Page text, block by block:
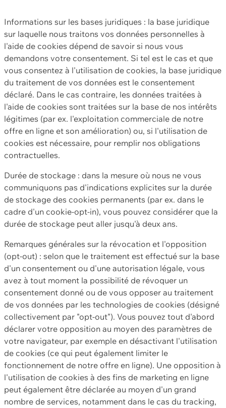
Informations sur les bases juridiques : la base juridique
sur laquelle nous traitons vos données personnelles à
l'aide de cookies dépend de savoir si nous vous
demandons votre consentement. Si tel est le cas et que
vous consentez à l'utilisation de cookies, la base juridique
du traitement de vos données est le consentement
déclaré. Dans le cas contraire, les données traitées à
l'aide de cookies sont traitées sur la base de nos intérêts
légitimes (par ex. l'exploitation commerciale de notre
offre en ligne et son amélioration) ou, si l'utilisation de
cookies est nécessaire, pour remplir nos obligations
contractuelles.
Durée de stockage : dans la mesure où nous ne vous
communiquons pas d'indications explicites sur la durée
de stockage des cookies permanents (par ex. dans le
cadre d'un cookie-opt-in), vous pouvez considérer que la
durée de stockage peut aller jusqu'à deux ans.
Remarques générales sur la révocation et l'opposition
(opt-out) : selon que le traitement est effectué sur la base
d'un consentement ou d'une autorisation légale, vous
avez à tout moment la possibilité de révoquer un
consentement donné ou de vous opposer au traitement
de vos données par les technologies de cookies (désigné
collectivement par "opt-out"). Vous pouvez tout d'abord
déclarer votre opposition au moyen des paramètres de
votre navigateur, par exemple en désactivant l'utilisation
de cookies (ce qui peut également limiter le
fonctionnement de notre offre en ligne). Une opposition à
l'utilisation de cookies à des fins de marketing en ligne
peut également être déclarée au moyen d'un grand
nombre de services, notamment dans le cas du tracking,